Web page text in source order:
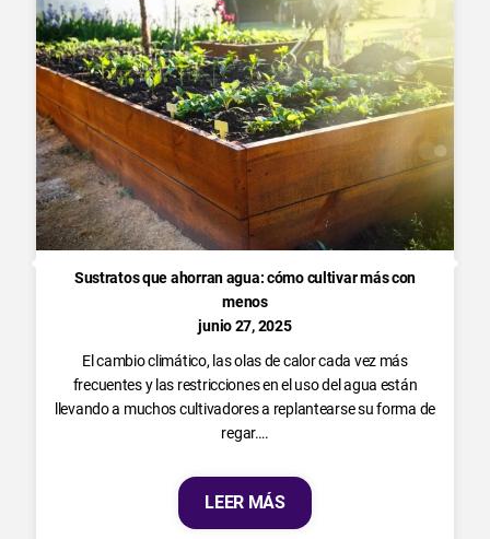
Sustratos que ahorran agua: cómo cultivar más con
menos
junio 27, 2025
El cambio climático, las olas de calor cada vez más
frecuentes y las restricciones en el uso del agua están
llevando a muchos cultivadores a replantearse su forma de
regar….
LEER MÁS